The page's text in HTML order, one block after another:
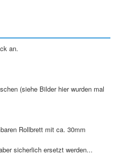
an.
(siehe Bilder hier wurden mal
Rollbrett mit ca. 30mm
sicherlich ersetzt werden...